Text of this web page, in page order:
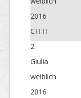
2016
CH-IT
2
Giulia
weiblich
2016